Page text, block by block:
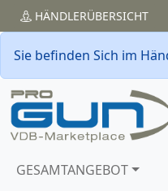
HÄNDLERÜBERSICHT
Sie befinden Sich im
GESAMTANGEBOT